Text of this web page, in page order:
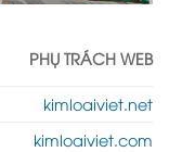
PHỤ TRÁCH WEB
kimloaiviet.net
kimloaiviet.com